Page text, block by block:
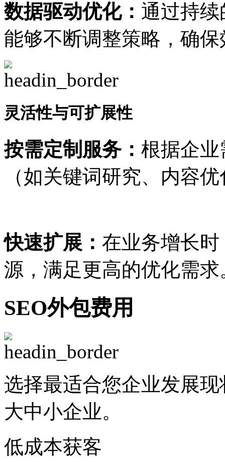
数据驱动优化： 通过持
能够不断调整策略，确
灵活性与可扩展性
按需定制服务： 根据企业
（如关键词研究、内容
快速扩展： 在业务增长
源，满足更高的优化需求
SEO外包费用
选择最适合您企业发展
大中小企业。
低成本获客